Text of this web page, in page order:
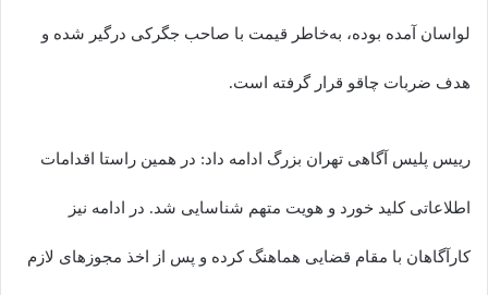
لواسان آمده بوده، به‌خاطر قیمت با صاحب جگرکی درگیر شده و
هدف ضربات چاقو قرار گرفته است.
رییس پلیس آگاهی تهران بزرگ ادامه داد: در همین راستا اقدامات
اطلاعاتی کلید خورد و هویت متهم شناسایی شد. در ادامه نیز
کارآگاهان با مقام قضایی هماهنگ کرده و پس از اخذ مجوزهای لازم